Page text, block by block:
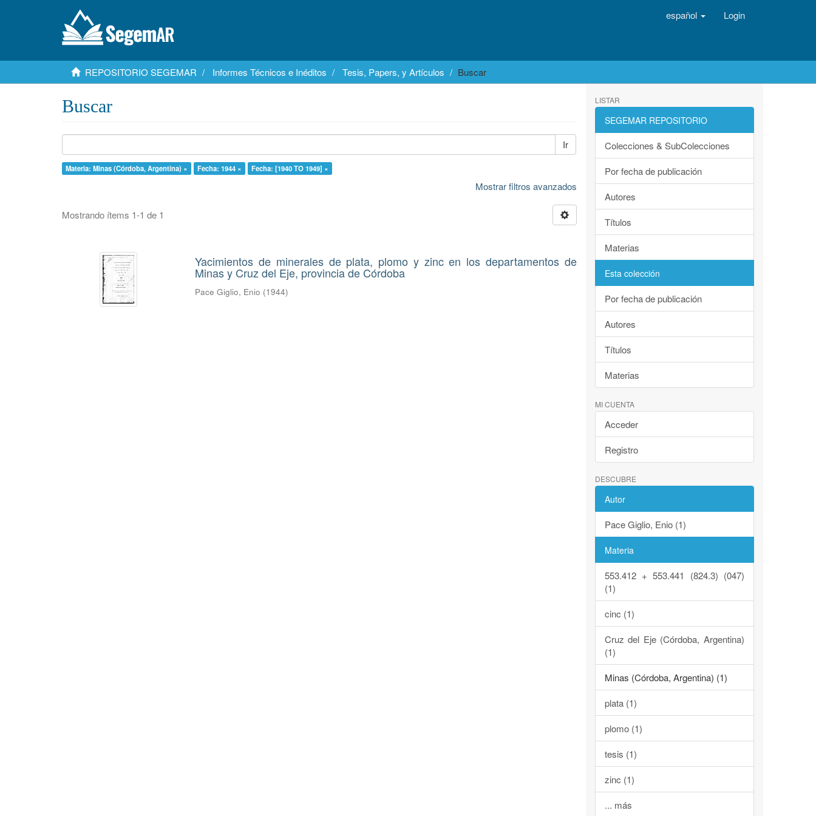
español Login
REPOSITORIO SEGEMAR Informes Técnicos e Inéditos Tesis, Papers, y Artículos Buscar
Buscar
Ir
Materia: Minas (Córdoba, Argentina) × Fecha: 1944 × Fecha: [1940 TO 1949] ×
Mostrar filtros avanzados
Mostrando ítems 1-1 de 1
Yacimientos de minerales de plata, plomo y zinc en los departamentos de
Minas y Cruz del Eje, provincia de Córdoba
Pace Giglio, Enio (1944)
LISTAR
SEGEMAR REPOSITORIO
Colecciones & SubColecciones
Por fecha de publicación
Autores
Títulos
Materias
Esta colección
Por fecha de publicación
Autores
Títulos
Materias
MI CUENTA
Acceder
Registro
DESCUBRE
Autor
Pace Giglio, Enio (1)
Materia
553.412 + 553.441 (824.3) (047)
(1)
cinc (1)
Cruz del Eje (Córdoba, Argentina)
(1)
Minas (Córdoba, Argentina) (1)
plata (1)
plomo (1)
tesis (1)
zinc (1)
... más